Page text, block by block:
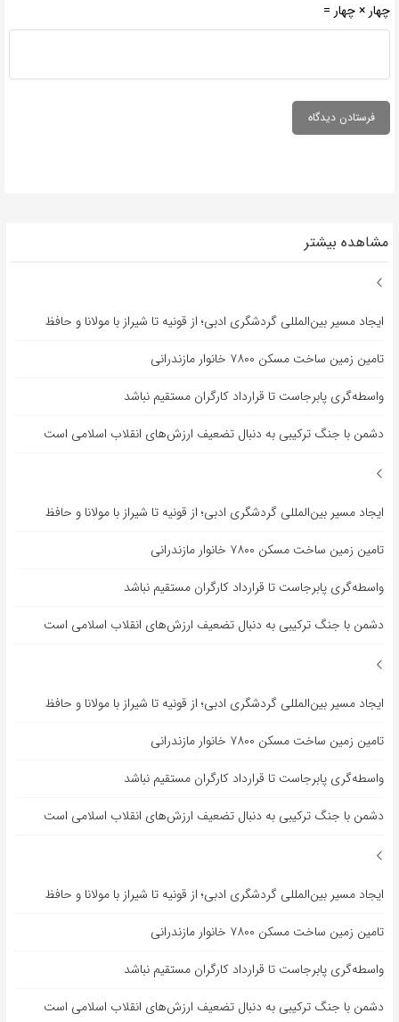
چهار × چهار =
مشاهده بیشتر
ایجاد مسیر بین‌المللی گردشگری ادبی؛ از قونیه تا شیراز با مولانا و حافظ
تامین زمین ساخت مسکن ۷۸۰۰ خانوار مازندرانی
واسطه‌گری پابرجاست تا قرارداد کارگران مستقیم نباشد
دشمن با جنگ ترکیبی به دنبال تضعیف ارزش‌های انقلاب اسلامی است
ایجاد مسیر بین‌المللی گردشگری ادبی؛ از قونیه تا شیراز با مولانا و حافظ
تامین زمین ساخت مسکن ۷۸۰۰ خانوار مازندرانی
واسطه‌گری پابرجاست تا قرارداد کارگران مستقیم نباشد
دشمن با جنگ ترکیبی به دنبال تضعیف ارزش‌های انقلاب اسلامی است
ایجاد مسیر بین‌المللی گردشگری ادبی؛ از قونیه تا شیراز با مولانا و حافظ
تامین زمین ساخت مسکن ۷۸۰۰ خانوار مازندرانی
واسطه‌گری پابرجاست تا قرارداد کارگران مستقیم نباشد
دشمن با جنگ ترکیبی به دنبال تضعیف ارزش‌های انقلاب اسلامی است
ایجاد مسیر بین‌المللی گردشگری ادبی؛ از قونیه تا شیراز با مولانا و حافظ
تامین زمین ساخت مسکن ۷۸۰۰ خانوار مازندرانی
واسطه‌گری پابرجاست تا قرارداد کارگران مستقیم نباشد
دشمن با جنگ ترکیبی به دنبال تضعیف ارزش‌های انقلاب اسلامی است